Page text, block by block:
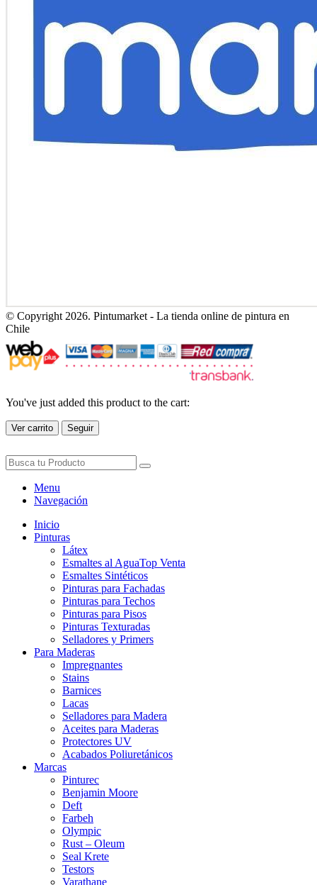
© Copyright 2026. Pintumarket - La tienda online de pintura en
Chile
You've just added this product to the cart:
Ver carrito Seguir
Menu
Navegación
Inicio
Pinturas
Látex
Esmaltes al AguaTop Venta
Esmaltes Sintéticos
Pinturas para Fachadas
Pinturas para Techos
Pinturas para Pisos
Pinturas Texturadas
Selladores y Primers
Para Maderas
Impregnantes
Stains
Barnices
Lacas
Selladores para Madera
Aceites para Maderas
Protectores UV
Acabados Poliuretánicos
Marcas
Pinturec
Benjamin Moore
Deft
Farbeh
Olympic
Rust – Oleum
Seal Krete
Testors
Varathane